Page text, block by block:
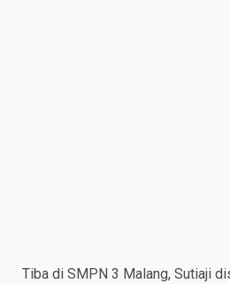
Tiba di SMPN 3 Malang, Sutiaji